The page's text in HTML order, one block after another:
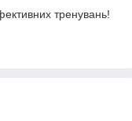
тренувань!